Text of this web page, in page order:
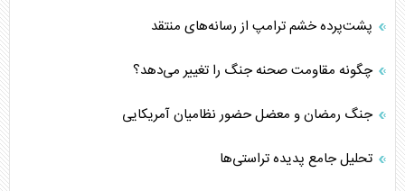
پشت‌پرده خشم ترامپ از رسانه‌های منتقد
چگونه مقاومت صحنه جنگ را تغییر می‌دهد؟
جنگ رمضان و معضل حضور نظامیان آمریکایی
تحلیل جامع پدیده تراستی‌ها